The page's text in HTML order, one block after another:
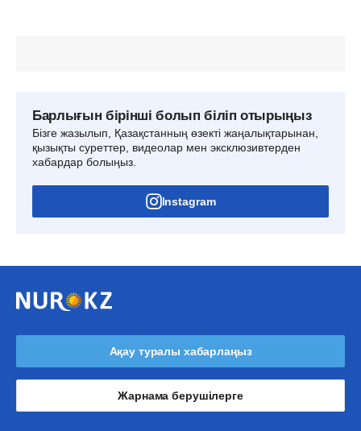
Барлығын бірінші болып біліп отырыңыз
Бізге жазылып, Қазақстанның өзекті жаңалықтарынан,
қызықты суреттер, видеолар мен эксклюзивтерден
хабардар болыңыз.
Instagram
Ақау туралы хабарлаңыз
Жарнама берушілерге